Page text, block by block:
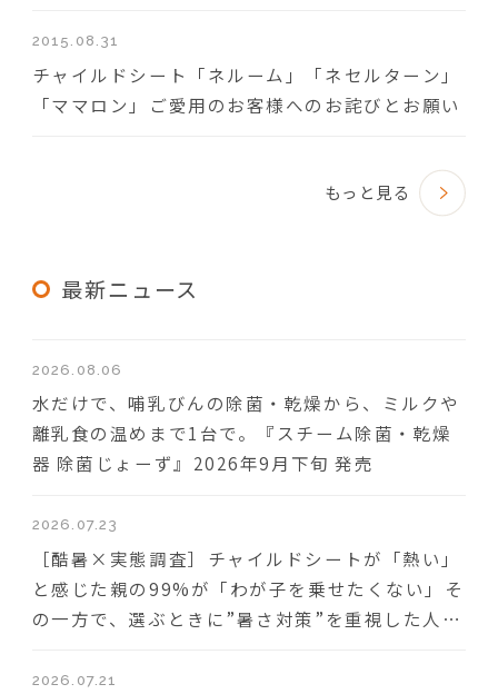
2015.08.31
チャイルドシート「ネルーム」「ネセルターン」
「ママロン」ご愛用のお客様へのお詫びとお願い
もっと見る
最新ニュース
2026.08.06
水だけで、哺乳びんの除菌・乾燥から、ミルクや
離乳食の温めまで1台で。『スチーム除菌・乾燥
器 除菌じょーず』2026年9月下旬 発売
2026.07.23
［酷暑×実態調査］チャイルドシートが「熱い」
と感じた親の99%が「わが子を乗せたくない」そ
の一方で、選ぶときに”暑さ対策”を重視した人は
2026.07.21